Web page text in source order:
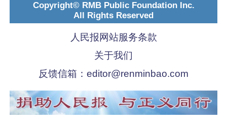
Copyright© RMB Public Foundation Inc.
All Rights Reserved
人民报网站服务条款
关于我们
反馈信箱： editor@renminbao.com